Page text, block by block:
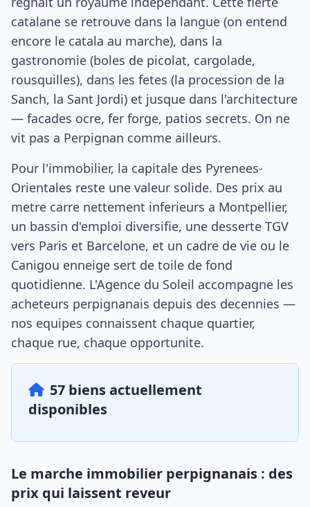
catalane se retrouve dans la langue (on entend
encore le catala au marche), dans la
gastronomie (boles de picolat, cargolade,
rousquilles), dans les fetes (la procession de la
Sanch, la Sant Jordi) et jusque dans l'architecture
— facades ocre, fer forge, patios secrets. On ne
vit pas a Perpignan comme ailleurs.
Pour l'immobilier, la capitale des Pyrenees-
Orientales reste une valeur solide. Des prix au
metre carre nettement inferieurs a Montpellier,
un bassin d'emploi diversifie, une desserte TGV
vers Paris et Barcelone, et un cadre de vie ou le
Canigou enneige sert de toile de fond
quotidienne. L'Agence du Soleil accompagne les
acheteurs perpignanais depuis des decennies —
nos equipes connaissent chaque quartier,
chaque rue, chaque opportunite.
57 biens actuellement
disponibles
Le marche immobilier perpignanais : des
prix qui laissent reveur